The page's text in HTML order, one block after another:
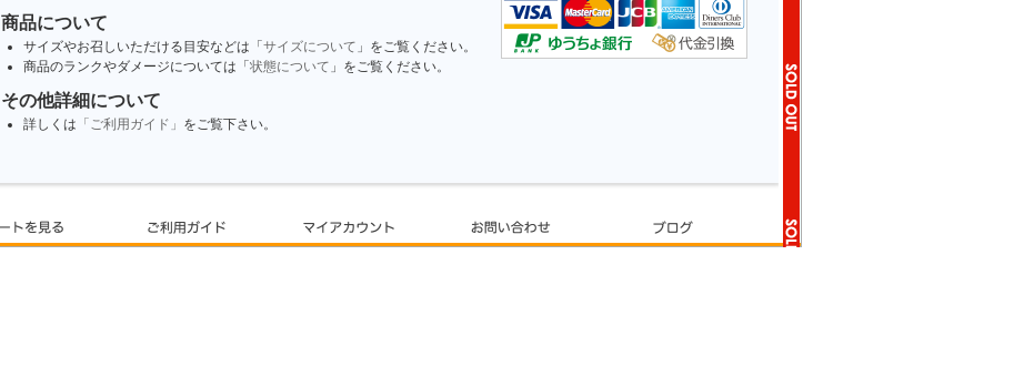
商品について
サイズやお召しいただける目安などは「サイズについて 」をご覧ください。
商品のランクやダメージについては「状態について 」をご覧ください。
その他詳細について
詳しくは 「ご利用ガイド」 をご覧下さい。